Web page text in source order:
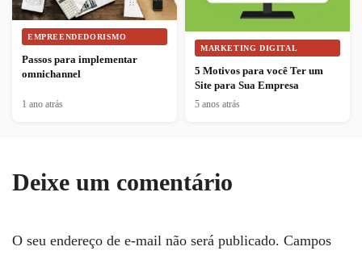
EMPREENDEDORISMO
Passos para implementar
omnichannel
1 ano atrás
MARKETING DIGITAL
5 Motivos para você Ter um
Site para Sua Empresa
5 anos atrás
Deixe um comentário
O seu endereço de e-mail não será publicado. Campos